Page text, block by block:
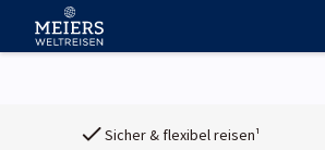
Sicher & flexibel reisen¹